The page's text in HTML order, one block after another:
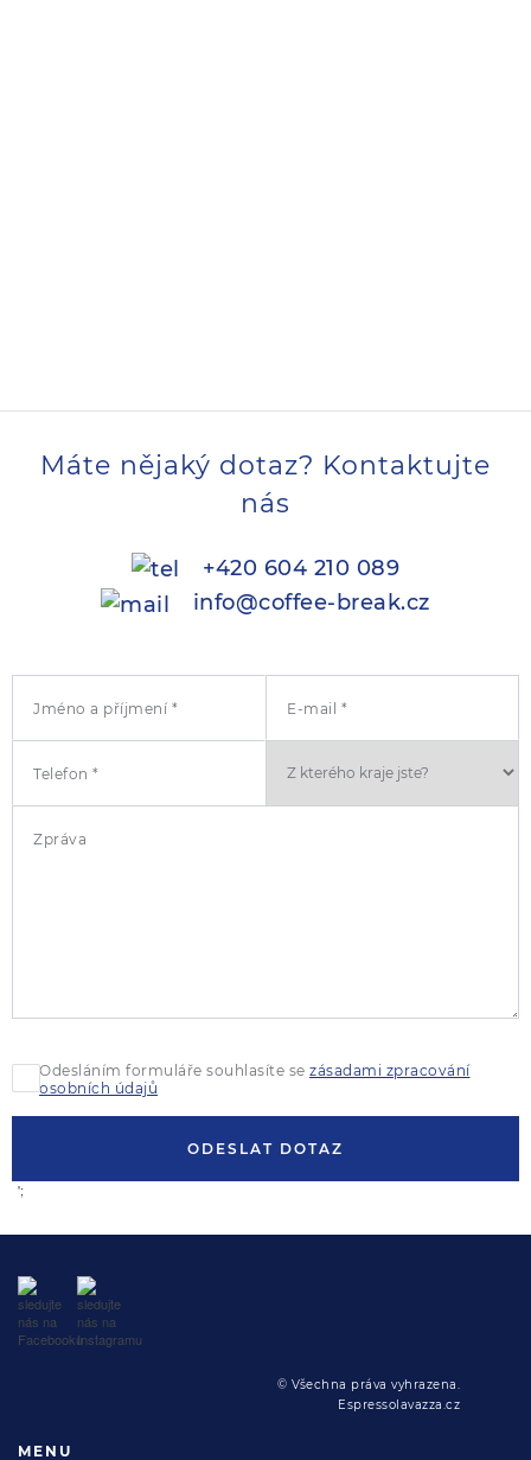
Máte nějaký dotaz? Kontaktujte
nás
+420 604 210 089
info@coffee-break.cz
Jméno a příjmení * E-mail *
Telefon *
Zpráva
Odesláním formuláře souhlasíte se zásadami zpracování
osobních údajů
ODESLAT DOTAZ
';
© Všechna práva vyhrazena.
Espressolavazza.cz
MENU